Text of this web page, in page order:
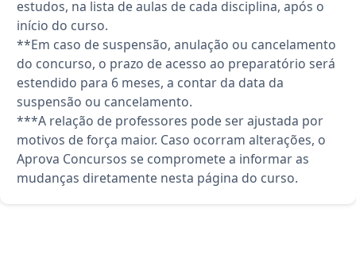
estudos, na lista de aulas de cada disciplina, após o
início do curso.
**Em caso de suspensão, anulação ou cancelamento
do concurso, o prazo de acesso ao preparatório será
estendido para 6 meses, a contar da data da
suspensão ou cancelamento.
***A relação de professores pode ser ajustada por
motivos de força maior. Caso ocorram alterações, o
Aprova Concursos se compromete a informar as
mudanças diretamente nesta página do curso.